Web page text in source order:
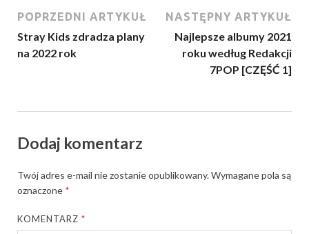
POPRZEDNI ARTYKUŁ
Stray Kids zdradza plany
na 2022 rok
NASTĘPNY ARTYKUŁ
Najlepsze albumy 2021
roku według Redakcji
7POP [CZĘŚĆ 1]
Dodaj komentarz
Twój adres e-mail nie zostanie opublikowany.Wymagane pola są
oznaczone *
KOMENTARZ*